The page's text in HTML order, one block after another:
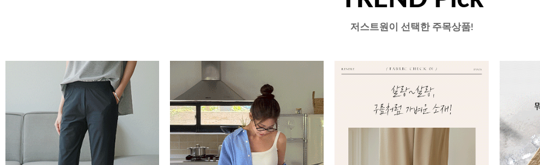
저스트원이 선택한 주목상품!